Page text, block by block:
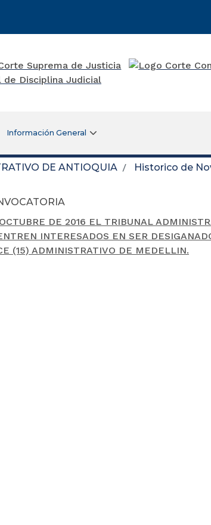
Información General
DE ANTIOQUIA Historico de
DE 2016 EL TRIBUNAL
INTERESADOS EN SER
(15) ADMINISTRATIVO DE MEDELLIN.